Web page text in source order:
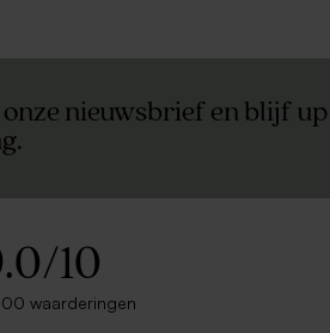
nieuwsbrief en blijf
/10
waarderingen